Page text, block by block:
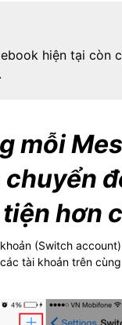
hiện tại còn
mỗi
hơn
(Switch
tài khoản trên